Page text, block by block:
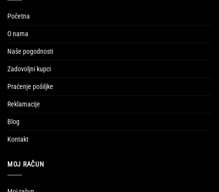
Početna
O nama
Naše pogodnosti
Zadovoljni kupci
Praćenje pošiljke
Reklamacije
Blog
Kontakt
MOJ RAČUN